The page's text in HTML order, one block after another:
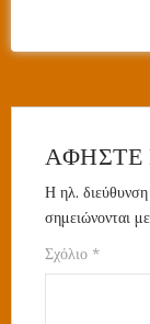
Η ηλ. διεύθυνση
σημειώνονται με
Σχόλιο *